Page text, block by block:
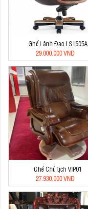
Ghế Lãnh Đạo LS1505A
29.000.000 VNĐ
Ghế Chủ tịch VIP01
27.930.000 VNĐ